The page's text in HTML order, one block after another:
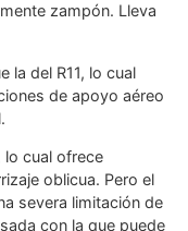
zampón. Lleva
la del R11, lo cual
de apoyo aéreo
lo cual ofrece
oblicua. Pero el
severa limitación de
con la que puede